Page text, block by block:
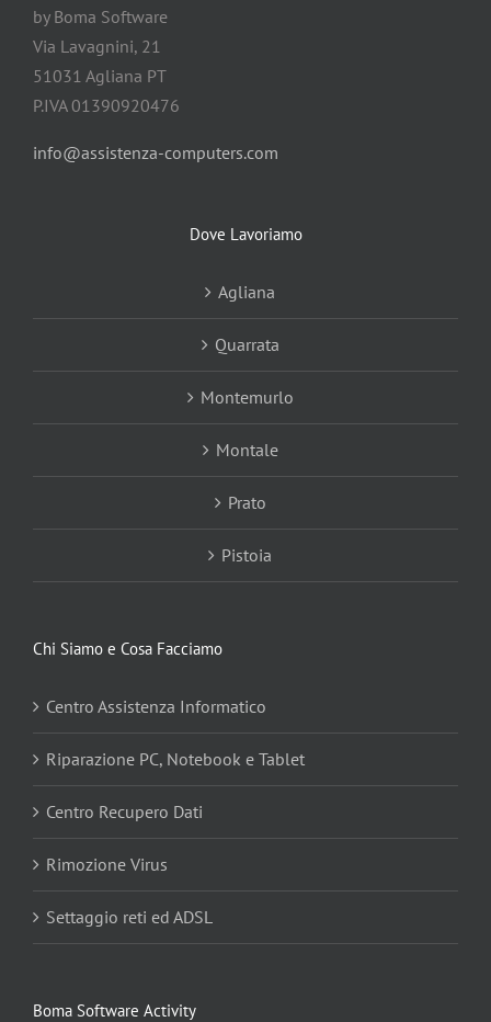
by Boma Software
Via Lavagnini, 21
51031 Agliana PT
P.IVA 01390920476
info@assistenza-computers.com
Dove Lavoriamo
Agliana
Quarrata
Montemurlo
Montale
Prato
Pistoia
Chi Siamo e Cosa Facciamo
Centro Assistenza Informatico
Riparazione PC, Notebook e Tablet
Centro Recupero Dati
Rimozione Virus
Settaggio reti ed ADSL
Boma Software Activity